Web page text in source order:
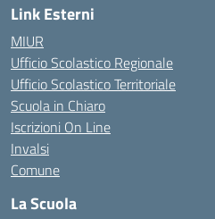
Link Esterni
MIUR
Ufficio Scolastico Regionale
Ufficio Scolastico Territoriale
Scuola in Chiaro
Iscrizioni On Line
Invalsi
Comune
La Scuola